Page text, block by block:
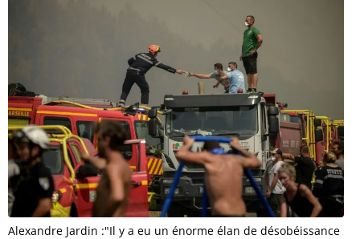
Alexandre Jardin :"Il y a eu un énorme élan de désobéissance